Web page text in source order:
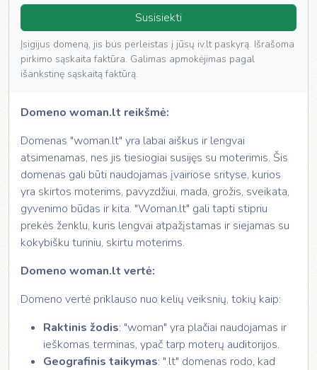
Susisiekti
Įsigijus domeną, jis bus perleistas į jūsų iv.lt paskyrą. Išrašoma
pirkimo sąskaita faktūra. Galimas apmokėjimas pagal
išankstinę sąskaitą faktūrą.
Domeno woman.lt reikšmė:
Domenas "woman.lt" yra labai aiškus ir lengvai
atsimenamas, nes jis tiesiogiai susijęs su moterimis. Šis
domenas gali būti naudojamas įvairiose srityse, kurios
yra skirtos moterims, pavyzdžiui, mada, grožis, sveikata,
gyvenimo būdas ir kita. "Woman.lt" gali tapti stipriu
prekės ženklu, kuris lengvai atpažįstamas ir siejamas su
kokybišku turiniu, skirtu moterims.
Domeno woman.lt vertė:
Domeno vertė priklauso nuo kelių veiksnių, tokių kaip:
Raktinis žodis: "woman" yra plačiai naudojamas ir
ieškomas terminas, ypač tarp moterų auditorijos.
Geografinis taikymas: ".lt" domenas rodo, kad